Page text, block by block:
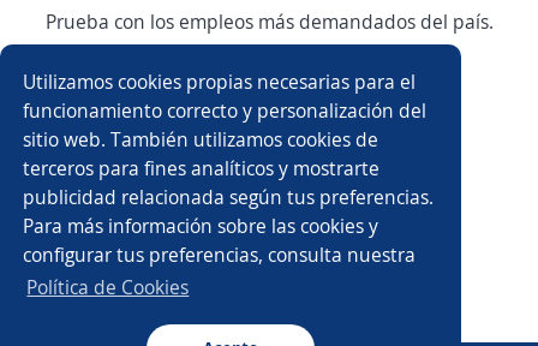
Utilizamos cookies propias necesarias para el
funcionamiento correcto y personalización del
sitio web. También utilizamos cookies de
terceros para fines analíticos y mostrarte
publicidad relacionada según tus preferencias.
Para más información sobre las cookies y
configurar tus preferencias, consulta nuestra
Política de Cookies
Prueba con los empleos más demandados del país.
Asesor/a comercial Asesor/a comercial freelance
Producción Ejecutivo/a comercial
Auxiliar de almacén Auxiliar administrativo/a
Asesor/a telefónico Auxiliar de cocina
Asesor/a servicio al cliente Conductor/a